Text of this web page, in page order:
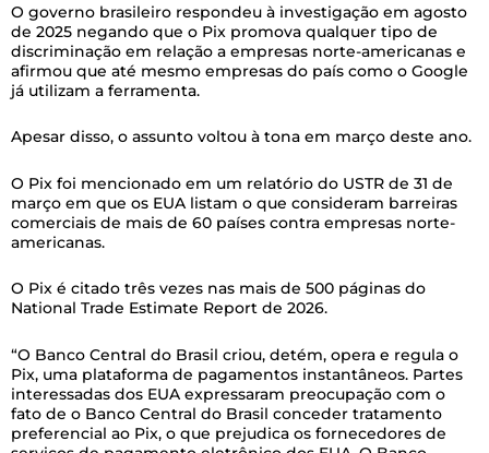
O governo brasileiro respondeu à investigação em agosto
de 2025 negando que o Pix promova qualquer tipo de
discriminação em relação a empresas norte-americanas e
afirmou que até mesmo empresas do país como o Google
já utilizam a ferramenta.
Apesar disso, o assunto voltou à tona em março deste ano.
O Pix foi mencionado em um relatório do USTR de 31 de
março em que os EUA listam o que consideram barreiras
comerciais de mais de 60 países contra empresas norte-
americanas.
O Pix é citado três vezes nas mais de 500 páginas do
National Trade Estimate Report de 2026.
“O Banco Central do Brasil criou, detém, opera e regula o
Pix, uma plataforma de pagamentos instantâneos. Partes
interessadas dos EUA expressaram preocupação com o
fato de o Banco Central do Brasil conceder tratamento
preferencial ao Pix, o que prejudica os fornecedores de